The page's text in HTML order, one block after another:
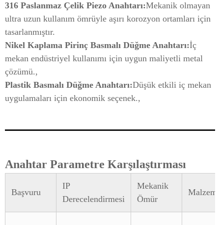
316 Paslanmaz Çelik Piezo Anahtarı:Mekanik olmayan
ultra uzun kullanım ömrüyle aşırı korozyon ortamları için
tasarlanmıştır.
Nikel Kaplama Pirinç Basmalı Düğme Anahtarı:İç
mekan endüstriyel kullanımı için uygun maliyetli metal
çözümü.,
Plastik Basmalı Düğme Anahtarı:Düşük etkili iç mekan
uygulamaları için ekonomik seçenek.,
Anahtar Parametre Karşılaştırması
Başvuru
IP
Derecelendirmesi
Mekanik
Ömür